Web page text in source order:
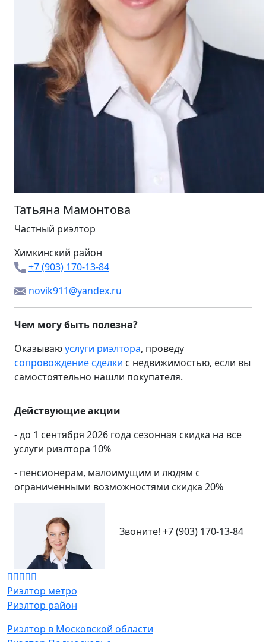
Татьяна Мамонтова
Частный риэлтор
Химкинский район
+7 (903) 170-13-84
novik911@yandex.ru
Чем могу быть полезна?
Оказываюуслуги риэлтора, проведу
сопровождение сделки с недвижимостью, если вы
самостоятельно нашли покупателя.
Действующие акции
- до 1 сентября 2026 года сезонная скидка на все
услуги риэлтора 10%
- пенсионерам, малоимущим и людям с
ограниченными возможностями скидка 20%
Звоните! +7 (903) 170-13-84
Риэлтор метро
Риэлтор район
Риэлтор в Московской области